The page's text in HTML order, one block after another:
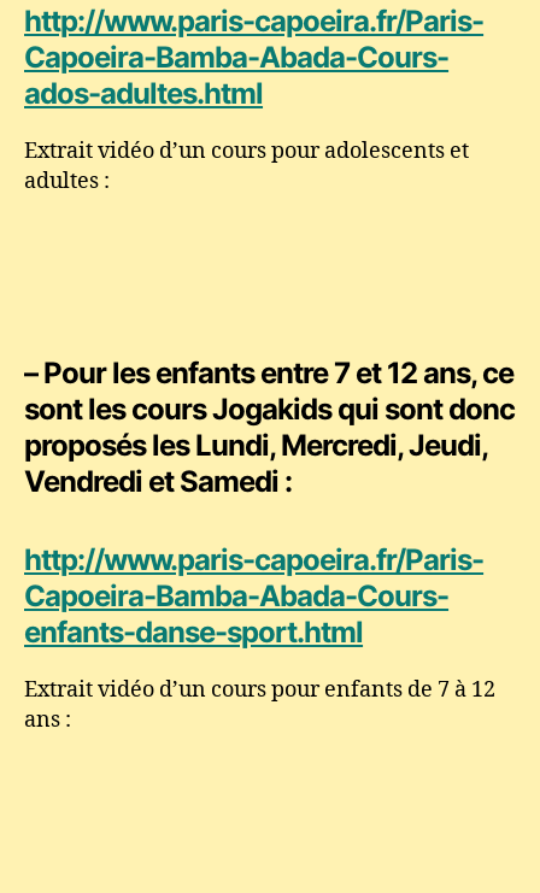
http://www.paris-capoeira.fr/Paris-
Capoeira-Bamba-Abada-Cours-
ados-adultes.html
Extrait vidéo d’un cours pour adolescents et
adultes :
– Pour lesenfants entre 7 et 12 ans, ce
sont les coursJogakids qui sont donc
proposés les Lundi, Mercredi, Jeudi,
Vendredi et Samedi :
http://www.paris-capoeira.fr/Paris-
Capoeira-Bamba-Abada-Cours-
enfants-danse-sport.html
Extrait vidéo d’un cours pour enfants de 7 à 12
ans :